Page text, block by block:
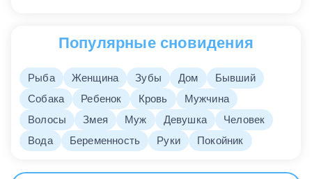
Популярные сновидения
Рыба Женщина Зубы Дом
Бывший
Собака
Ребенок Кровь
Мужчина
Волосы
Змея Муж Девушка
Человек
Вода
Беременность Руки Покойник